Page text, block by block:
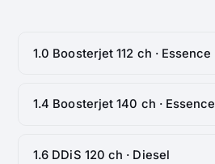
1.0 Boosterjet 112 ch · Essence
1.4 Boosterjet 140 ch · Essence
1.6 DDiS 120 ch · Diesel